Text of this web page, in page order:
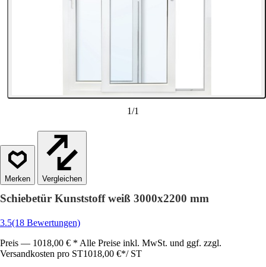
1/1
Vergleichen
Schiebetür Kunststoff weiß 3000x2200 mm
3.5(18 Bewertungen)
Preis — 1018,00 € * Alle Preise inkl. MwSt. und ggf. zzgl.
Versandkosten pro ST1018,00 €*/ ST